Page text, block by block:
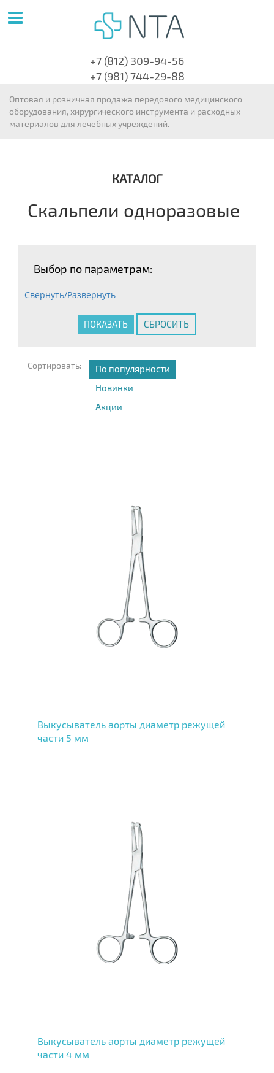
+7 (812) 309-94-56
+7 (981) 744-29-88
Оптовая и розничная продажа передового медицинского
оборудования, хирургического инструмента и расходных
материалов для лечебных учреждений.
КАТАЛОГ
Скальпели одноразовые
Выбор по параметрам:
Свернуть/Развернуть
Сортировать:
По популярности
Новинки
Акции
Выкусыватель аорты диаметр режущей
части 5 мм
Выкусыватель аорты диаметр режущей
части 4 мм